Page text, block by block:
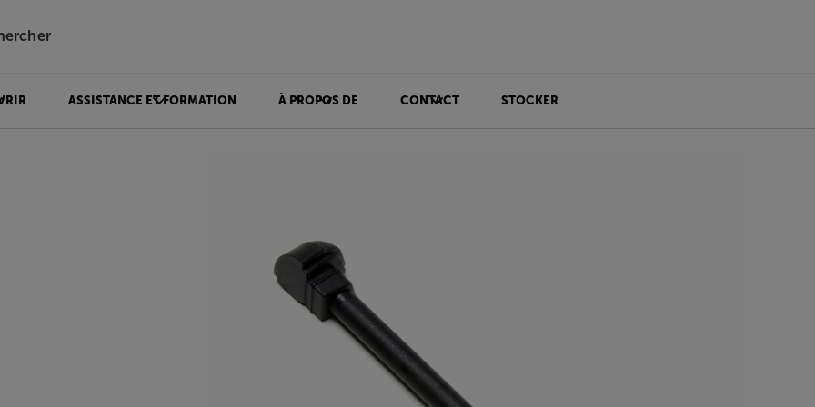
ASSISTANCE ET FORMATION À PROPOS DE CONTACT STOCKER